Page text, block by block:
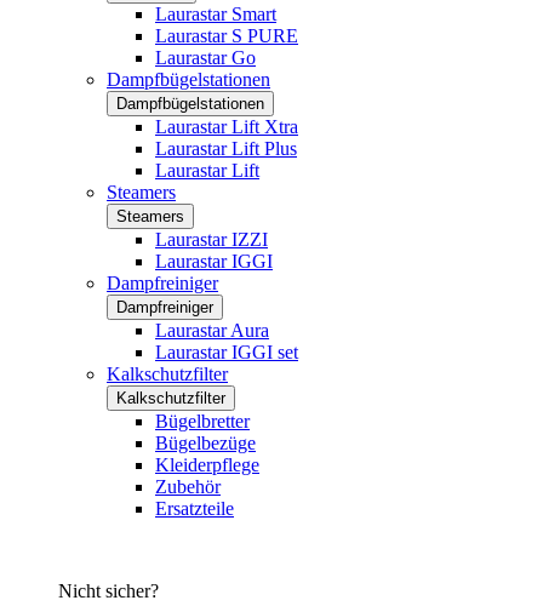
Laurastar Smart
Laurastar S PURE
Laurastar Go
Dampfbügelstationen
Dampfbügelstationen
Laurastar Lift Xtra
Laurastar Lift Plus
Laurastar Lift
Steamers
Steamers
Laurastar IZZI
Laurastar IGGI
Dampfreiniger
Dampfreiniger
Laurastar Aura
Laurastar IGGI set
Kalkschutzfilter
Kalkschutzfilter
Bügelbretter
Bügelbezüge
Kleiderpflege
Zubehör
Ersatzteile
Nicht sicher?